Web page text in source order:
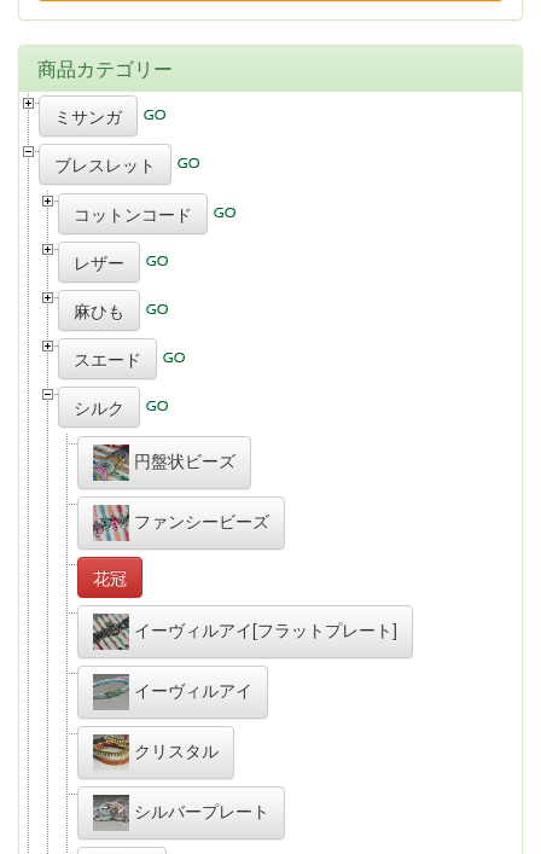
商品カテゴリー
ミサンガ
ブレスレット
コットンコード
レザー
麻ひも
スエード
シルク
円盤状ビーズ
ファンシービーズ
花冠
イーヴィルアイ[フラットプレート]
イーヴィルアイ
クリスタル
シルバープレート